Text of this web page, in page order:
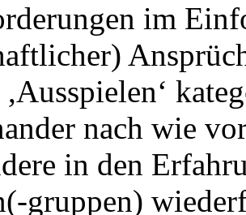
im
,Ausspielen‘
nach wie
in den
gruppen)